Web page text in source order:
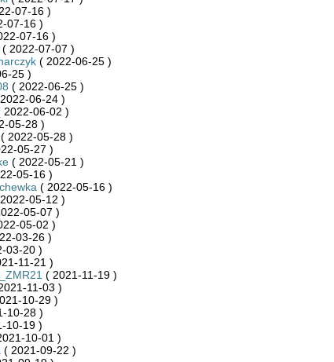
07-16 )
07-16 )
07-16 )
( 2022-07-07 )
( 2022-06-25 )
25 )
( 2022-06-25 )
06-24 )
06-02 )
05-28 )
2022-05-28 )
05-27 )
( 2022-05-21 )
05-16 )
( 2022-05-16 )
05-12 )
05-07 )
05-02 )
03-26 )
03-20 )
11-21 )
( 2021-11-19 )
11-03 )
10-29 )
10-28 )
10-19 )
10-01 )
( 2021-09-22 )